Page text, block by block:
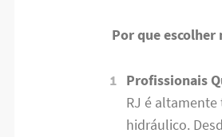
Por que escolher
Profissionais
RJ é
hidráulico.